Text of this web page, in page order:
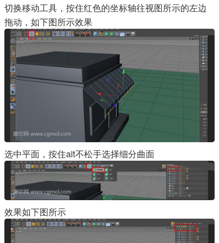
切换移动工具，按住红色的坐标轴往视图所示的左边
拖动，如下图所示效果
选中平面，按住alt不松手选择细分曲面
效果如下图所示